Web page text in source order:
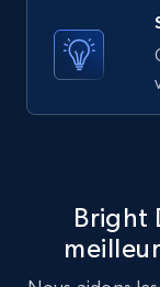
X (formerly
posts by
ID, User
posted,
Bright